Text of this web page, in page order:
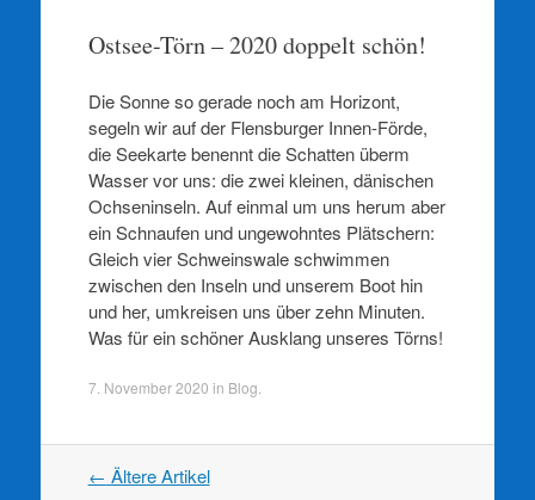
Ostsee-Törn – 2020 doppelt schön!
Die Sonne so gerade noch am Horizont,
segeln wir auf der Flensburger Innen-Förde,
die Seekarte benennt die Schatten überm
Wasser vor uns: die zwei kleinen, dänischen
Ochseninseln. Auf einmal um uns herum aber
ein Schnaufen und ungewohntes Plätschern:
Gleich vier Schweinswale schwimmen
zwischen den Inseln und unserem Boot hin
und her, umkreisen uns über zehn Minuten.
Was für ein schöner Ausklang unseres Törns!
7. November 2020 in Blog
Artikel
← Ältere Artikel